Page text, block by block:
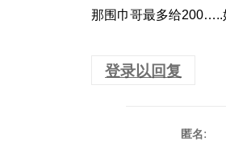
那围巾哥最多给
登录以回复
匿名: